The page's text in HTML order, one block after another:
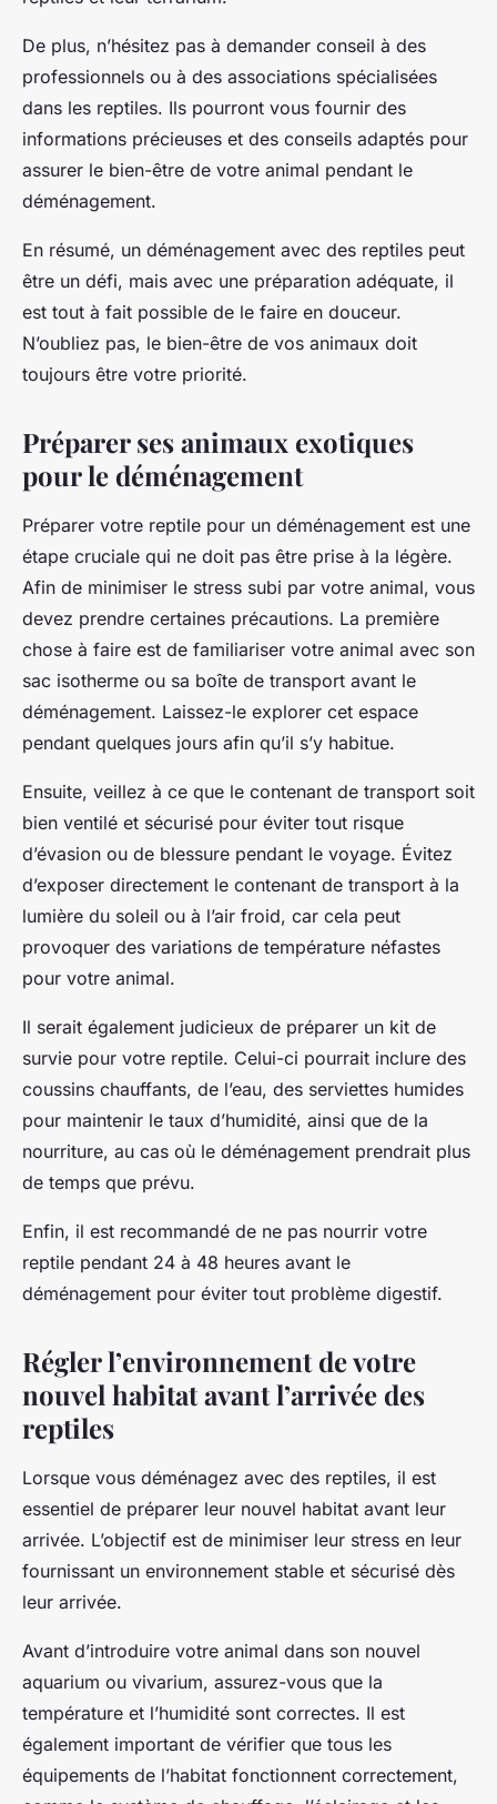
De plus, n’hésitez pas à demander conseil à des
professionnels ou à des associations spécialisées
dans les reptiles. Ils pourront vous fournir des
informations précieuses et des conseils adaptés pour
assurer le bien-être de votre animal pendant le
déménagement.
En résumé, un déménagement avec des reptiles peut
être un défi, mais avec une préparation adéquate, il
est tout à fait possible de le faire en douceur.
N’oubliez pas, le bien-être de vos animaux doit
toujours être votre priorité.
Préparer ses animaux exotiques
pour le déménagement
Préparer votre reptile pour un déménagement est une
étape cruciale qui ne doit pas être prise à la légère.
Afin de minimiser le stress subi par votre animal, vous
devez prendre certaines précautions. La première
chose à faire est de familiariser votre animal avec son
sac isotherme ou sa boîte de transport avant le
déménagement. Laissez-le explorer cet espace
pendant quelques jours afin qu’il s’y habitue.
Ensuite, veillez à ce que le contenant de transport soit
bien ventilé et sécurisé pour éviter tout risque
d’évasion ou de blessure pendant le voyage. Évitez
d’exposer directement le contenant de transport à la
lumière du soleil ou à l’air froid, car cela peut
provoquer des variations de température néfastes
pour votre animal.
Il serait également judicieux de préparer un kit de
survie pour votre reptile. Celui-ci pourrait inclure des
coussins chauffants, de l’eau, des serviettes humides
pour maintenir le taux d’humidité, ainsi que de la
nourriture, au cas où le déménagement prendrait plus
de temps que prévu.
Enfin, il est recommandé de ne pas nourrir votre
reptile pendant 24 à 48 heures avant le
déménagement pour éviter tout problème digestif.
Régler l’environnement de votre
nouvel habitat avant l’arrivée des
reptiles
Lorsque vous déménagez avec des reptiles, il est
essentiel de préparer leur nouvel habitat avant leur
arrivée. L’objectif est de minimiser leur stress en leur
fournissant un environnement stable et sécurisé dès
leur arrivée.
Avant d’introduire votre animal dans son nouvel
aquarium ou vivarium, assurez-vous que la
température et l’humidité sont correctes. Il est
également important de vérifier que tous les
équipements de l’habitat fonctionnent correctement,